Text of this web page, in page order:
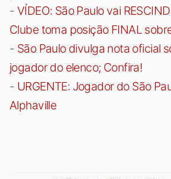
- VÍDEO: São Paulo vai
Clube toma posição FINAL
- São Paulo divulga nota oficial
jogador do elenco; Confira!
- URGENTE: Jogador do São
Alphaville